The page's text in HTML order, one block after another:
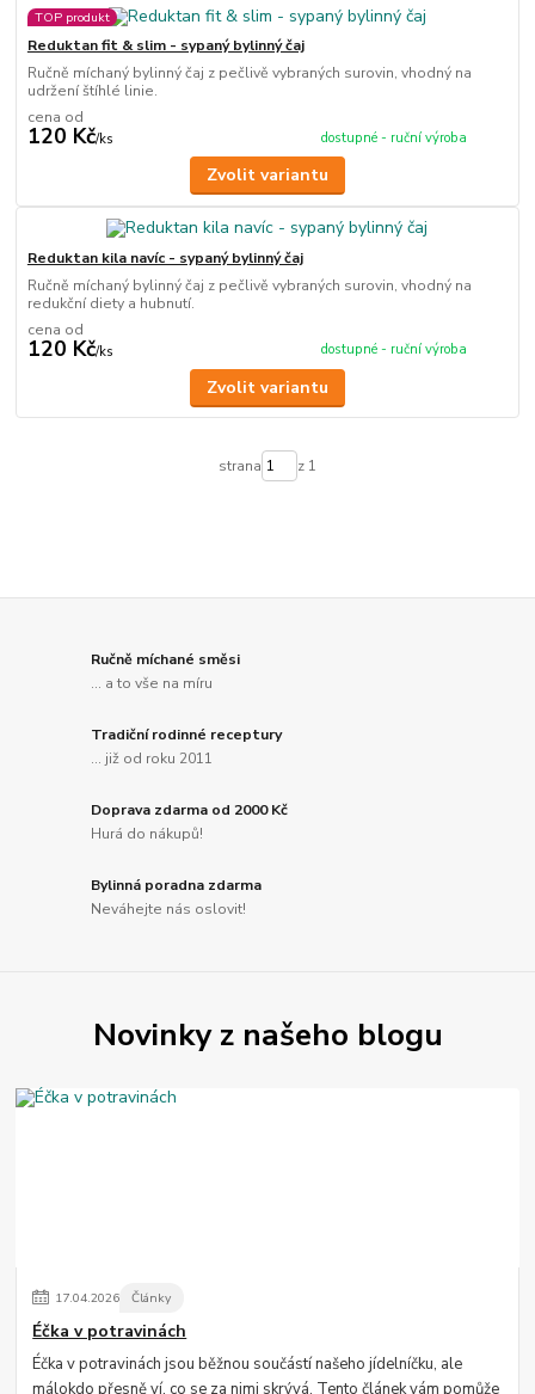
TOP produkt
Reduktan fit & slim - sypaný bylinný čaj
Ručně míchaný bylinný čaj z pečlivě vybraných surovin, vhodný na
udržení štíhlé linie.
cena od
120 Kč/ks dostupné - ruční výroba
Zvolit variantu
Reduktan kila navíc - sypaný bylinný čaj
Ručně míchaný bylinný čaj z pečlivě vybraných surovin, vhodný na
redukční diety a hubnutí.
cena od
120 Kč/ks dostupné - ruční výroba
Zvolit variantu
strana z 1
Ručně míchané směsi
... a to vše na míru
Tradiční rodinné receptury
... již od roku 2011
Doprava zdarma od 2000 Kč
Hurá do nákupů!
Bylinná poradna zdarma
Neváhejte nás oslovit!
Novinky z našeho blogu
17.04.2026 Články
Éčka v potravinách
Éčka v potravinách jsou běžnou součástí našeho jídelníčku, ale
málokdo přesně ví, co se za nimi skrývá. Tento článek vám pomůže